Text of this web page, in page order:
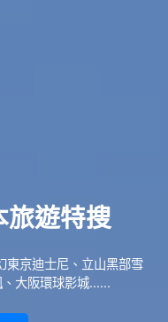
旅遊特搜
東京迪士尼、立山黑部雪
大阪環球影城......